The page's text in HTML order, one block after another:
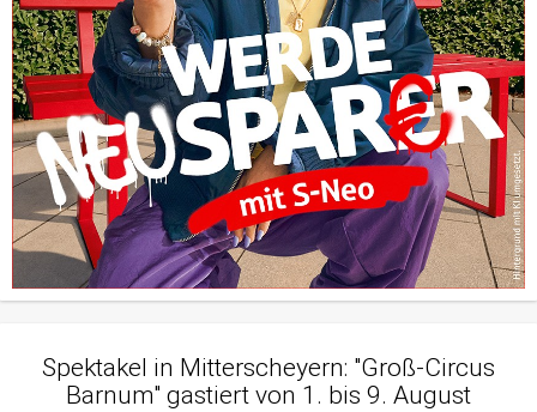
Spektakel in Mitterscheyern: "Groß-Circus
Barnum" gastiert von 1. bis 9. August